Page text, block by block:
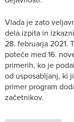
Vlada je zato
dela izpita in
28. februarja 2021.
poteče med 16.
primerih, ko je
od usposabljanj, ki
primer program
začetnikov.